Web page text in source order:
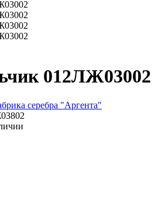
012ЛЖ03002
серебра "Аргента"